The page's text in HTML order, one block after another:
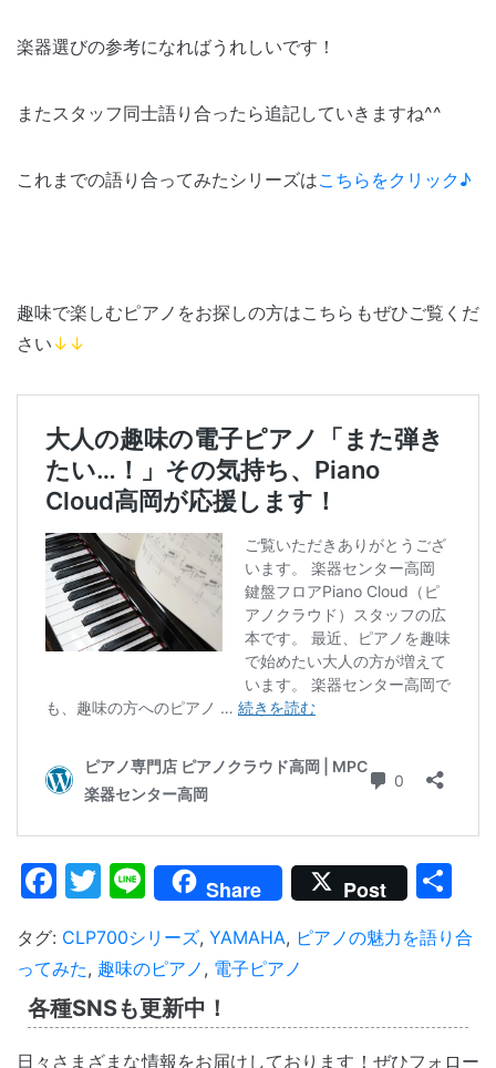
楽器選びの参考になればうれしいです！
またスタッフ同士語り合ったら追記していきますね^^
これまでの語り合ってみたシリーズはこちらをクリック♪
趣味で楽しむピアノをお探しの方はこちらもぜひご覧くだ
さい↓↓
Facebook
Twitter
LineShare Post
タグ: CLP700シリーズ, YAMAHA, ピアノの魅力を語り合
ってみた, 趣味のピアノ , 電子ピアノ
各種SNSも更新中！
日々さまざまな情報をお届けしております！ぜひフォロー